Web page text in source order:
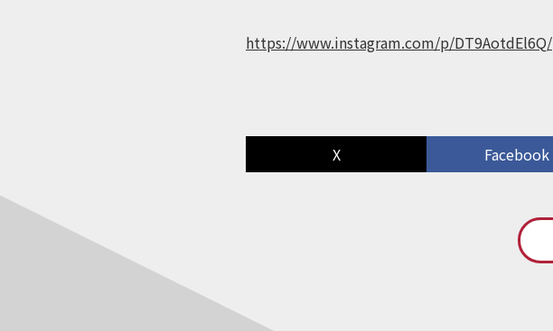
https://www.instagram.com/p/DT9AotdEl6Q/
X Facebook